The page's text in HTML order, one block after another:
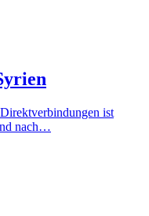
ist
nach…